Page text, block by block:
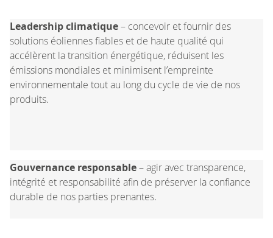
Leadership climatique– concevoir et fournir des
solutions éoliennes fiables et de haute qualité qui
accélèrent la transition énergétique, réduisent les
émissions mondiales et minimisent l’empreinte
environnementale tout au long du cycle de vie de nos
produits.
Gouvernance responsable– agir avec transparence,
intégrité et responsabilité afin de préserver la confiance
durable de nos parties prenantes.